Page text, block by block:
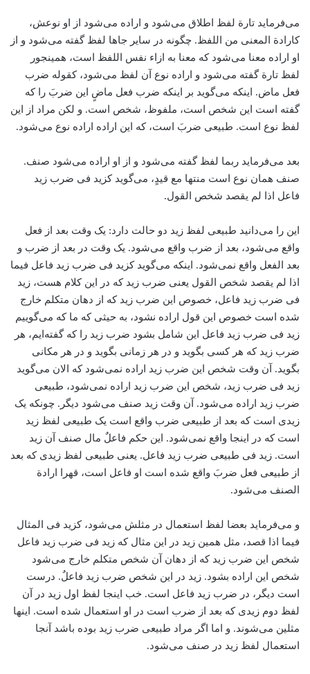
می‌فرماید تارة لفظ اطلاق می‌شود و اراده می‌شود از او نوعش،
کارادة المعنی من اللفظ. چگونه در سایر جاها لفظ گفته می‌شود و از
او اراده معنا می‌شود که معنا به ازاء نفس اللفظ است، همینجور
لفظ تارة گفته می‌شود و اراده نوع آن لفظ می‌شود، کقوله ضرب
فعل ماض. اینکه می‌گوید بر اینکه ضرب فعل ماضٍ این ضربَ را که
گفته است این شخص است، ملفوظ، شخص است. و لکن مراد از این
لفظ نوع است. طبیعی ضربَ است، که این اراده اراده نوع می‌شود.
بعد می‌فرماید ربما لفظ گفته می‌شود و از او اراده می‌شود صنف.
صنف همان نوع است منتها مع قیدٍ، می‌گوید کزید فی ضرب زید
فاعل اذا لم یقصد شخص القول.
این را می‌دانید طبیعی لفظ زید دو حالت دارد: یک وقت بعد از فعل
واقع می‌شود، بعد از ضرب واقع می‌شود. یک وقت در بعد از ضرب و
بعد الفعل واقع نمی‌شود. اینکه می‌گوید کزید فی ضرب زید فاعل فیما
اذا لم یقصد شخص القول یعنی ضرب زید که در این کلام هست، ‌زید
فی ضرب زید فاعل، خصوص این ضرب زید که از دهان متکلم خارج
شده است خصوص این قول اراده نشود، به حیثی که ما که می‌گوییم
زید فی ضرب زید فاعل این شامل بشود ضرب زید را که گفته‌ایم، ‌هر
ضرب زید که هر کسی بگوید و در هر زمانی بگوید و در هر مکانی
بگوید. آن وقت شخص این ضرب زید اراده نمی‌شود که الان می‌گوید
زید فی ضرب زید، شخص این ضرب زید اراده نمی‌شود، طبیعی
ضرب زید اراده می‌شود. آن وقت زید صنف می‌شود دیگر. چونکه یک
زیدی است که بعد از طبیعی ضرب واقع است یک طبیعی لفظ زید
است که در اینجا واقع نمی‌شود. این حکم فاعلٌ مال صنف آن زید
است. زید فی طبیعی ضرب زید فاعل. یعنی طبیعی لفظ زیدی که بعد
از طبیعی فعل ضربَ واقع شده است او فاعل است، قهرا ارادة
الصنف می‌شود.
و می‌فرماید بعضا لفظ استعمال در مثلش می‌شود، کزید فی المثال
فیما اذا قصد، مثل همین زید در این مثال که زید فی ضرب زید فاعل
شخص این ضرب زید که از دهان آن شخص متکلم خارج می‌شود
شخص این اراده بشود. زید در این شخص ضرب زید فاعلٌ. درست
است دیگر، در ضرب زید فاعل است. خب اینجا لفظ اول زید در آن
لفظ دوم زیدی که بعد از ضرب است در او استعمال شده است. اینها
مثلین می‌شوند. و اما اگر مراد طبیعی ضرب زید بوده باشد آنجا
استعمال لفظ زید در صنف می‌شود.